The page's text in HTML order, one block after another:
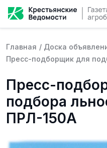
Главная / Доска
Пресс-подборщик для
Пресс-
подбора
ПРЛ-150А